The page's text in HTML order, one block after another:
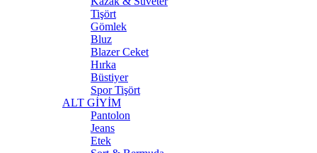
Tişört
Gömlek
Bluz
Blazer Ceket
Hırka
Büstiyer
Spor Tişört
ALT GİYİM
Pantolon
Jeans
Etek